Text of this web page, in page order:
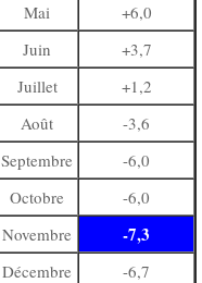
Mai
+6,0
Juin
+3,7
Juillet
+1,2
Août
-3,6
Septembre
-6,0
Octobre
-6,0
Novembre
-7,3
Décembre -6,7